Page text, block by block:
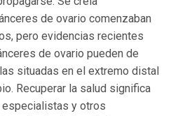
de ovario comenzaban
pero evidencias recientes
de ovario pueden de
situadas en el extremo distal
Recuperar la salud significa
especialistas y otros